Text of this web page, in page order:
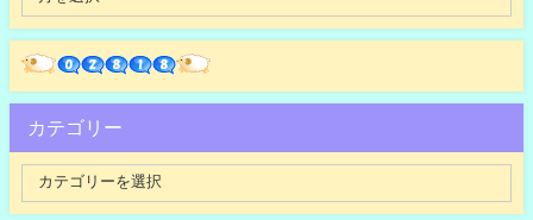
カテゴリー